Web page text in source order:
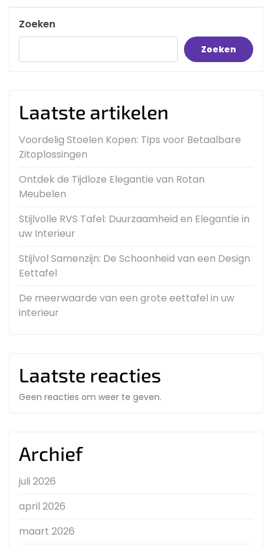
Zoeken
Zoeken
Laatste artikelen
Voordelig Stoelen Kopen: Tips voor Betaalbare
Zitoplossingen
Ontdek de Tijdloze Elegantie van Rotan
Meubelen
Stijlvolle RVS Tafel: Duurzaamheid en Elegantie in
uw Interieur
Stijlvol Samenzijn: De Schoonheid van een Design
Eettafel
De meerwaarde van een grote eettafel in uw
interieur
Laatste reacties
Geen reacties om weer te geven.
Archief
juli 2026
april 2026
maart 2026